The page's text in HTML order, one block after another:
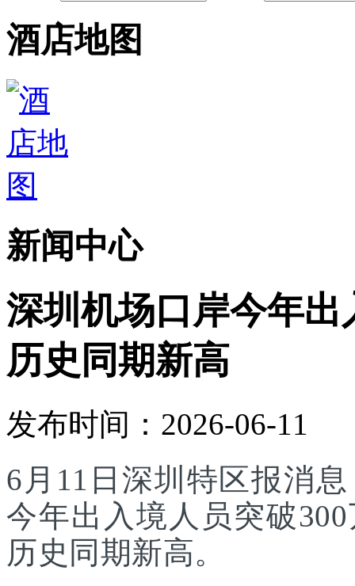
酒店地图
新闻中心
深圳机场口岸今年出
历史同期新高
发布时间：2026-06-11
6月11日深圳特区报消
今年出入境人员突破
历史同期新高。